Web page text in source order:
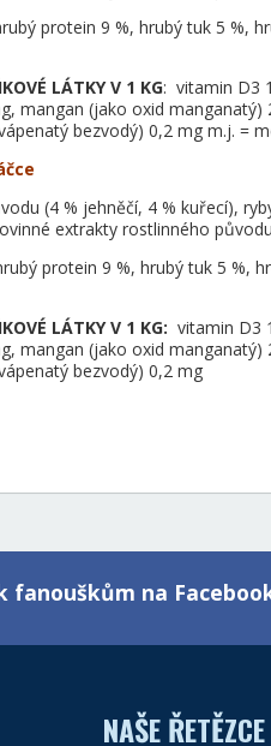
protein 9 %, hrubý tuk 5 %,
LÁTKY V 1 KG: vitamin D3
mangan (jako oxid
bezvodý) 0,2 mg m.j. =
(4 % jehněčí, 4 % kuřecí),
extrakty rostlinného
protein 9 %, hrubý tuk 5 %,
LÁTKY V 1 KG: vitamin D3
mangan (jako oxid
bezvodý) 0,2 mg
fanouškům na
NAŠE ŘETĚZCE